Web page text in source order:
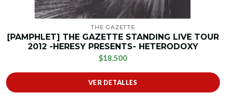
THE GAZETTE
[PAMPHLET] THE GAZETTE STANDING LIVE TOUR
2012 -HERESY PRESENTS- HETERODOXY
$18.500
VER DETALLES